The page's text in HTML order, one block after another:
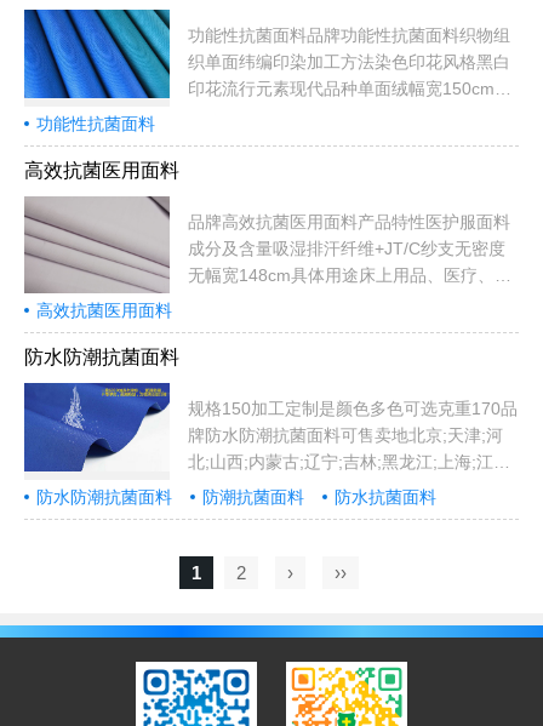
超细纤维布...
功能性抗菌面料品牌功能性抗菌面料织物组
织单面纬编印染加工方法染色印花风格黑白
印花流行元素现代品种单面绒幅宽150cm纱
加工定制是是否进口否克重260成分及含量
订染克重260G/m2可售卖地全国用途服装用
布货号无...
功能性抗菌面料
高效抗菌医用面料
品牌高效抗菌医用面料产品特性医护服面料
成分及含量吸湿排汗纤维+JT/C纱支无密度
无幅宽148cm具体用途床上用品、医疗、工
组织平纹染整工艺漂白别名无适用季节秋冬
高效抗菌医用面料
防水防潮抗菌面料
规格150加工定制是颜色多色可选克重170品
牌防水防潮抗菌面料可售卖地北京;天津;河
北;山西;内蒙古;辽宁;吉林;黑龙江;上海;江苏;
浙江;安徽;福建;江西;山东;河南;湖北;湖南;广
东;广西;海南;重庆;四川;贵州;云南;西藏;陕
收纳箱...
防水防潮抗菌面料 防潮抗菌面料
防水抗菌面料
抗菌面料
1 2 › ››